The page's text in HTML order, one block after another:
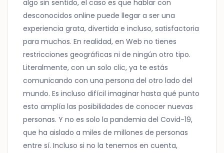
algo sin sentido, el caso es que hablar con
desconocidos online puede llegar a ser una
experiencia grata, divertida e incluso, satisfactoria
para muchos. En realidad, en Web no tienes
restricciones geográficas ni de ningún otro tipo.
Literalmente, con un solo clic, ya te estás
comunicando con una persona del otro lado del
mundo. Es incluso difícil imaginar hasta qué punto
esto amplía las posibilidades de conocer nuevas
personas. Y no es solo la pandemia del Covid-19,
que ha aislado a miles de millones de personas
entre sí. Incluso si no la tenemos en cuenta,